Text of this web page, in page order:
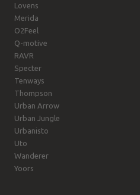
Lovens
Merida
O2Feel
Q-motive
RAVR
Specter
Tenways
Thompson
Urban Arrow
Urban Jungle
Urbanisto
Uto
Wanderer
Yoors